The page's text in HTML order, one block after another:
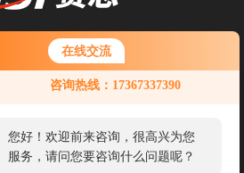
在线交流
咨询热线：17367337390
您好！欢迎前来咨询，很高兴为您
服务，请问您要咨询什么问题呢？
（来电请告知来自智能制造网）
南湖区顺泽路1376号